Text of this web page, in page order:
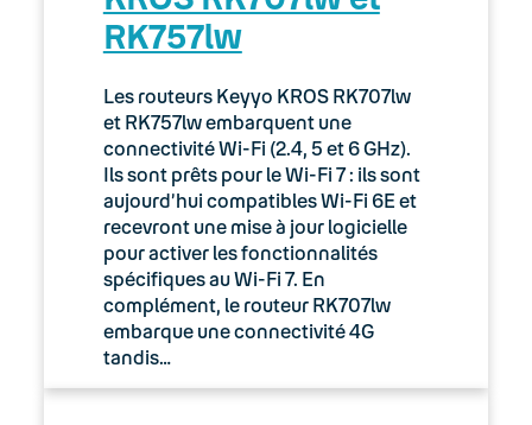
03. Accès Internet
04. Téléphonie fixe
05. Téléphonie Mobile
06. Cybersécurité
Keyyo Connect
Keyyo Visio
RK757lw
Les routeurs Keyyo KROS RK707lw
et RK757lw embarquent une
connectivité Wi-Fi (2.4, 5 et 6 GHz).
Ils sont prêts pour le Wi-Fi 7 : ils sont
aujourd’hui compatibles Wi-Fi 6E et
recevront une mise à jour logicielle
pour activer les fonctionnalités
spécifiques au Wi-Fi 7. En
complément, le routeur RK707lw
embarque une connectivité 4G
tandis…